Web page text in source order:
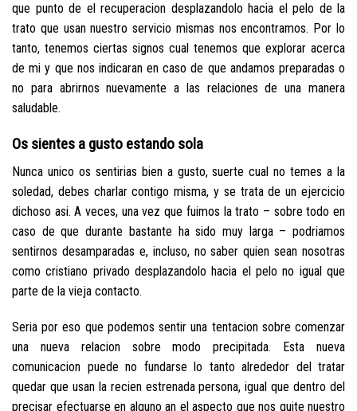
que punto de el recuperacion desplazandolo hacia el pelo de la
trato que usan nuestro servicio mismas nos encontramos. Por lo
tanto, tenemos ciertas signos cual tenemos que explorar acerca
de mi y que nos indicaran en caso de que andamos preparadas o
no para abrirnos nuevamente a las relaciones de una manera
saludable.
Os sientes a gusto estando sola
Nunca unico os sentirias bien a gusto, suerte cual no temes a la
soledad, debes charlar contigo misma, y se trata de un ejercicio
dichoso asi. A veces, una vez que fuimos la trato – sobre todo en
caso de que durante bastante ha sido muy larga – podri­amos
sentirnos desamparadas e, incluso, no saber quien sean nosotras
como cristiano privado desplazandolo hacia el pelo no igual que
parte de la vieja contacto.
Seri­a por eso que podemos sentir una tentacion sobre comenzar
una nueva relacion sobre modo precipitada. Esta nueva
comunicacion puede no fundarse lo tanto alrededor del tratar
quedar que usan la recien estrenada persona, igual que dentro del
precisar efectuarse en alguno an el aspecto que nos quite nuestro